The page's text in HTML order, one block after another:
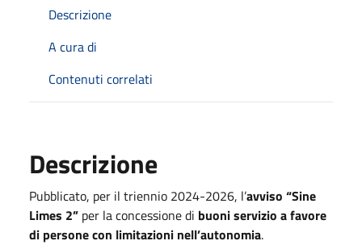
Descrizione
A cura di
Contenuti correlati
Descrizione
Pubblicato, per il triennio 2024-2026, l’avviso “Sine
Limes 2” per la concessione di buoni servizio a favore
di persone con limitazioni nell’autonomia.